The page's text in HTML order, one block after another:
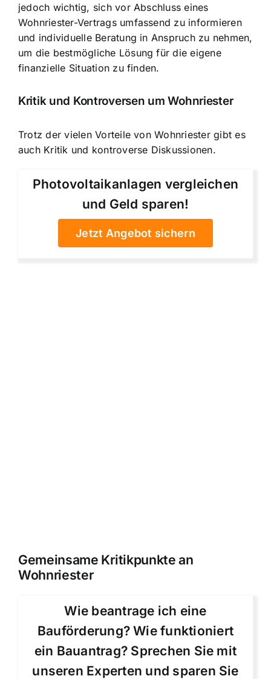
jedoch wichtig, sich vor Abschluss eines
Wohnriester-Vertrags umfassend zu informieren
und individuelle Beratung in Anspruch zu nehmen,
um die bestmögliche Lösung für die eigene
finanzielle Situation zu finden.
Kritik und Kontroversen um Wohnriester
Trotz der vielen Vorteile von Wohnriester gibt es
auch Kritik und kontroverse Diskussionen.
Photovoltaikanlagen vergleichen
und Geld sparen!
Jetzt Angebot sichern
Gemeinsame Kritikpunkte an
Wohnriester
Wie beantrage ich eine
Bauförderung? Wie funktioniert
ein Bauantrag? Sprechen Sie mit
unseren Experten und sparen Sie